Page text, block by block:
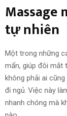
tự nhiên
Một trong những
mẩn, giúp đôi mắt
không phải ai
đi ngủ. Việc này
nhanh chóng mà